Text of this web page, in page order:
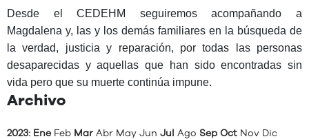
Desde el CEDEHM seguiremos acompañando a
Magdalena y, las y los demás familiares en la búsqueda de
laverdad, justicia y reparación, por todas las personas
desaparecidas yaquellas que han sido encontradas sin
vida pero que su muerte continúa impune.
Archivo
2023: Ene Feb Mar Abr May Jun Jul Ago Sep Oct Nov Dic